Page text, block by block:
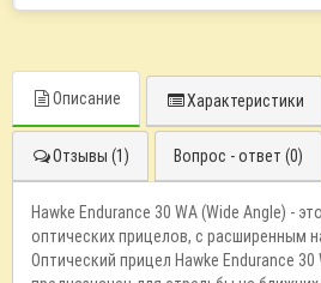
Описание Характеристики
Отзывы (1) Вопрос - ответ (0)
Hawke Endurance 30 WA (Wide Angle) -
оптических прицелов, с расширенным
Оптический прицел Hawke Endurance 30